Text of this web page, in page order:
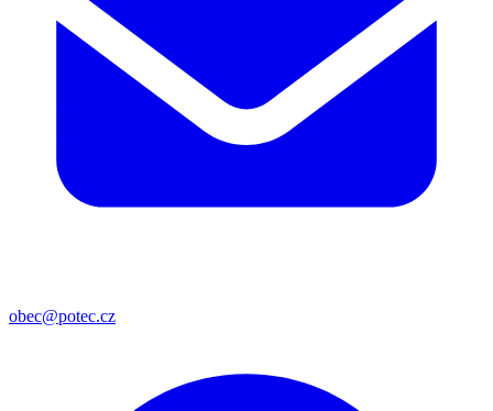
obec@potec.cz